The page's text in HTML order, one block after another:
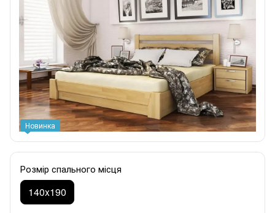
Новинка
Розмір спального місця
140x190